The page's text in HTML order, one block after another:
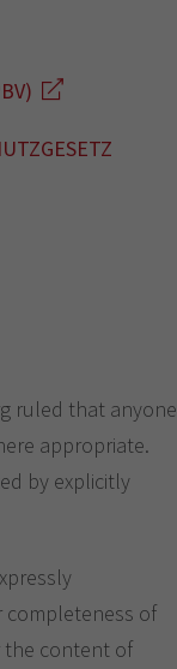
ruled that anyone
appropriate.
by explicitly
completeness of
the content of